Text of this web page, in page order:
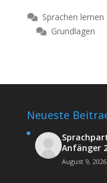
Sprachen lernen
Grundlagen
Neueste
Anfänger
August 9, 2026